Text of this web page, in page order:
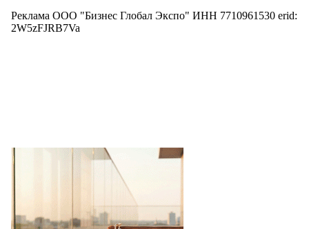
Реклама ООО "Бизнес Глобал Экспо" ИНН 7710961530 erid:
2W5zFJRB7Va